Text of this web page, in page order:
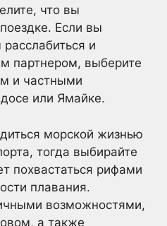
что вы
Если вы
и
партнером, выберите
и частными
или Ямайке.
морской жизнью
тогда выбирайте
похвастаться рифами
плавания.
возможностями,
а также